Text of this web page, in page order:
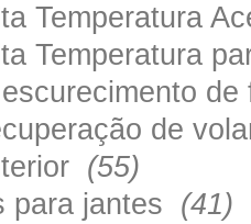
Temperatura
Temperatura
de
(55)
para jantes (41)